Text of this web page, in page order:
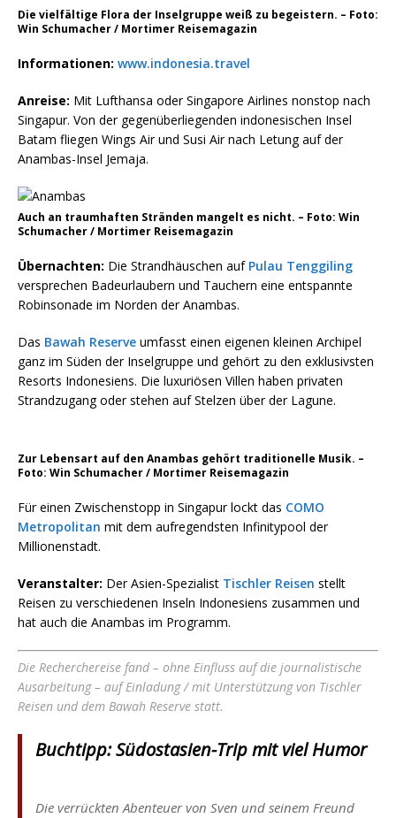
Die vielfältige Flora der Inselgruppe weiß zu begeistern. – Foto:
Win Schumacher / Mortimer Reisemagazin
Informationen: www.indonesia.travel
Anreise: Mit Lufthansa oder Singapore Airlines nonstop nach
Singapur. Von der gegenüberliegenden indonesischen Insel
Batam fliegen Wings Air und Susi Air nach Letung auf der
Anambas-Insel Jemaja.
Auch an traumhaften Stränden mangelt es nicht. – Foto: Win
Schumacher / Mortimer Reisemagazin
Übernachten: Die Strandhäuschen auf Pulau Tenggiling
versprechen Badeurlaubern und Tauchern eine entspannte
Robinsonade im Norden der Anambas.
Das Bawah Reserve umfasst einen eigenen kleinen Archipel
ganz im Süden der Inselgruppe und gehört zu den exklusivsten
Resorts Indonesiens. Die luxuriösen Villen haben privaten
Strandzugang oder stehen auf Stelzen über der Lagune.
Zur Lebensart auf den Anambas gehört traditionelle Musik. –
Foto: Win Schumacher / Mortimer Reisemagazin
Für einen Zwischenstopp in Singapur lockt das COMO
Metropolitan mit dem aufregendsten Infinitypool der
Millionenstadt.
Veranstalter: Der Asien-Spezialist Tischler Reisen stellt
Reisen zu verschiedenen Inseln Indonesiens zusammen und
hat auch die Anambas im Programm.
Die Recherchereise fand – ohne Einfluss auf die journalistische
Ausarbeitung – auf Einladung / mit Unterstützung von Tischler
Reisen und dem Bawah Reserve statt.
Buchtipp: Südostasien-Trip mit viel Humor
Die verrückten Abenteuer von Sven und seinem Freund